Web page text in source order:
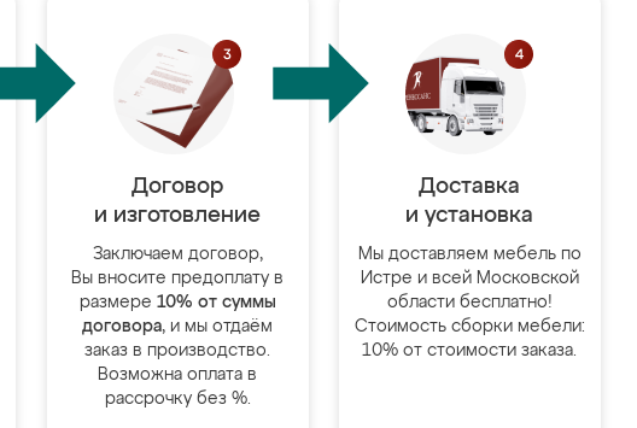
Договор
и изготовление
Заключаем договор,
Вы вносите предоплату в
размере 10% от суммы
договора, и мы отдаём
заказ в производство.
Возможна оплата в
рассрочку без %.
Доставка
и установка
Мы доставляем мебель по
Истре и всей Московской
области бесплатно!
Стоимость сборки мебели:
10% от стоимости заказа.